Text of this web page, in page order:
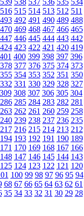
539 538 537 536 535 534
516 515 514 513 512 511
493 492 491 490 489 488
470 469 468 467 466 465
447 446 445 444 443 442
424 423 422 421 420 419
401 400 399 398 397 396
378 377 376 375 374 373
355 354 353 352 351 350
332 331 330 329 328 327
309 308 307 306 305 304
286 285 284 283 282 281
263 262 261 260 259 258
240 239 238 237 236 235
217 216 215 214 213 212
194 193 192 191 190 189
171 170 169 168 167 166
148 147 146 145 144 143
125 124 123 122 121 120
100 99 98 97 96 95 94
68 67 66 65 64 63 62 61
35 34 33 32 31 30 29 28